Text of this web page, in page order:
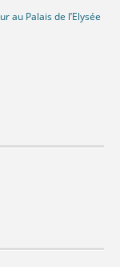
au Palais de l’Elysée